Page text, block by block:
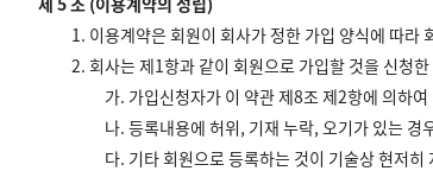
제 5 조 (이용계약의 성립)
1. 이용계약은 회원이 회사가 정한 가입 양식에 따라
2. 회사는 제1항과 같이 회원으로 가입할 것을 신청
가. 가입신청자가 이 약관 제8조 제2항에 의하
나. 등록내용에 허위, 기재 누락, 오기가 있는 경
다. 기타 회원으로 등록하는 것이 기술상 현저히